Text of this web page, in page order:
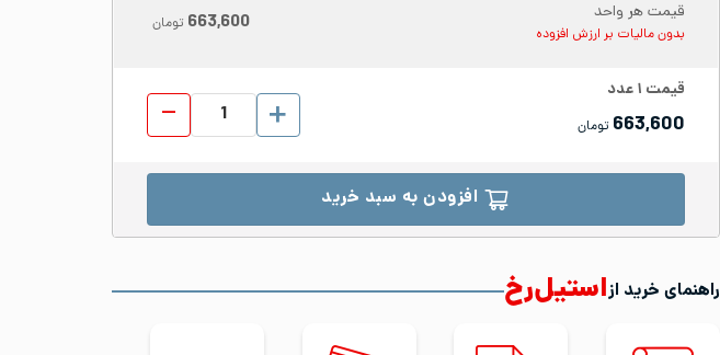
قیمت هر واحد
بدون مالیات بر ارزش افزوده 663,600 تومان
قیمت ۱عدد
663,600 تومان
ورق شیت استیل 304 ابعاد 2000*3000 ضخامت 15 مات No.1 عدد
افزودن به سبد خرید
راهنمای خرید ازاستیل‌رخ